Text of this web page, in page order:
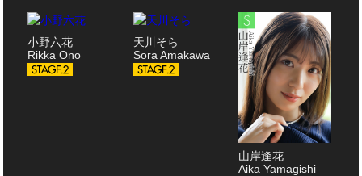
小野六花
Rikka Ono
天川そら
Sora Amakawa
山岸逢花
Aika Yamagishi